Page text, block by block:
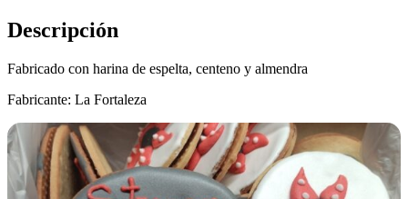
Descripción
Fabricado con harina de espelta, centeno y almendra
Fabricante: La Fortaleza